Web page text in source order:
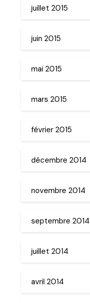
juillet 2015
juin 2015
mai 2015
mars 2015
février 2015
décembre 2014
novembre 2014
septembre 2014
juillet 2014
avril 2014